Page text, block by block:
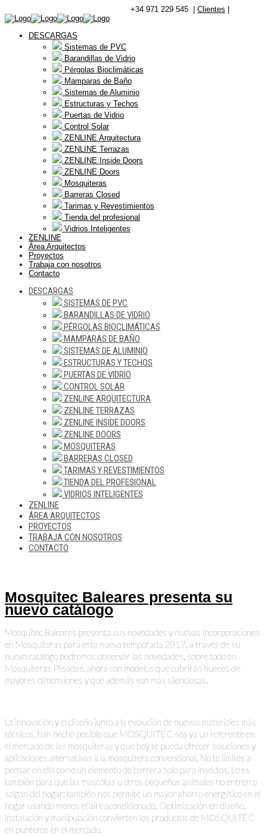
+34 971 229 545 | Clientes
DESCARGAS
Sistemas de PVC
Barandillas de Vidrio
Pérgolas Bioclimáticas
Mamparas de Baño
Sistemas de Aluminio
Estructuras y Techos
Puertas de Vidrio
Control Solar
ZENLINE Arquitectura
ZENLINE Terrazas
ZENLINE Inside Doors
ZENLINE Doors
Mosquiteras
Barreras Closed
Tarimas y Revestimientos
Tienda del profesional
Vidrios Inteligentes
ZENLINE
Área Arquitectos
Proyectos
Trabaja con nosotros
Contacto
DESCARGAS
SISTEMAS DE PVC
BARANDILLAS DE VIDRIO
PÉRGOLAS BIOCLIMÁTICAS
MAMPARAS DE BAÑO
SISTEMAS DE ALUMINIO
ESTRUCTURAS Y TECHOS
PUERTAS DE VIDRIO
CONTROL SOLAR
ZENLINE ARQUITECTURA
ZENLINE TERRAZAS
ZENLINE INSIDE DOORS
ZENLINE DOORS
MOSQUITERAS
BARRERAS CLOSED
TARIMAS Y REVESTIMIENTOS
TIENDA DEL PROFESIONAL
VIDRIOS INTELIGENTES
ZENLINE
ÁREA ARQUITECTOS
PROYECTOS
TRABAJA CON NOSOTROS
CONTACTO
Mosquitec Baleares presenta su
nuevo catálogo
Mosquitec Baleares presenta sus novedades y nuevas incorporaciones
en Mosquiteras para esta nueva temporada 2017, a través de su
nuevo catálogo podremos observar las novedades, sobre todo en
Mosquiteras Plisadas, ahora con modelos que cubrirán huecos de
mayores dimensiones y que además son más silenciosas.
La innovación y el diseño junto a la evolución de nuevos materiales más
técnicos, han hecho posible que MOSQUITEC sea ya un referente en
el mercado de las mosquiteras y que hoy te pueda ofrecer soluciones y
aplicaciones alternativas a la mosquitera convencional. No te limites a
pensar en ella como un elemento de barrera solo para insectos. Lo es
también para que las mascotas u otros pequeños animales no entren o
salgan del hogar; también nos permite un mayor ahorro energético en el
hogar usando menos el aire acondicionado. Optimización en diseño,
instalación y manipulación convierten los productos de MOSQUITEC
en punteros en el mercado.